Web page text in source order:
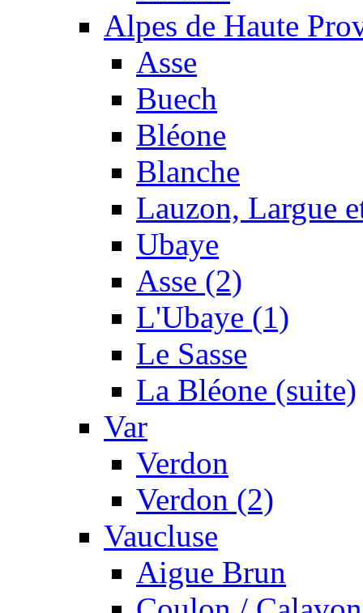
Alpes de Haute
Asse
Buech
Bléone
Blanche
Lauzon, Largue
Ubaye
Asse (2)
L'Ubaye (1)
Le Sasse
La Bléone (suite)
Var
Verdon
Verdon (2)
Vaucluse
Aigue Brun